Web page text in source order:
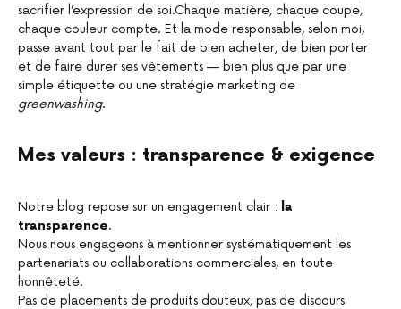
sacrifier l’expression de soi.Chaque matière, chaque coupe,
chaque couleur compte. Et la mode responsable, selon moi,
passe avant tout par le fait de bien acheter, de bien porter
et de faire durer ses vêtements — bien plus que par une
simple étiquette ou une stratégie marketing de
greenwashing.
Mes valeurs : transparence & exigence
Notre blog repose sur un engagement clair : la
transparence.
Nous nous engageons à mentionner systématiquement les
partenariats ou collaborations commerciales, en toute
honnêteté.
Pas de placements de produits douteux, pas de discours